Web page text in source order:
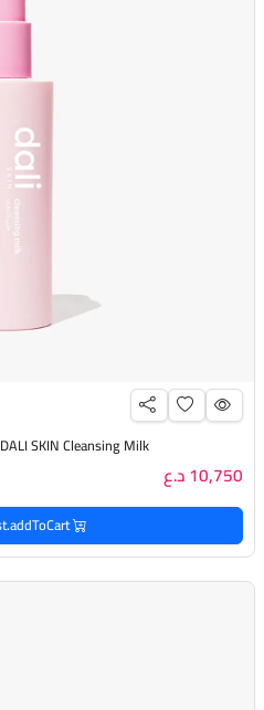
DALI SKIN Cleansing Milk غسول حليبي للبشرة
10,750 د.ع
productList.addToCart